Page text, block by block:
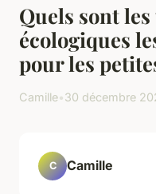
Quels sont
écologiques
pour les
Camille•30 décembre
C Camille